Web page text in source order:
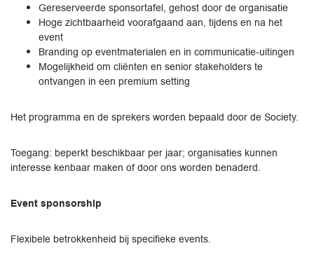
Gereserveerde sponsortafel, gehost door de organisatie
Hoge zichtbaarheid voorafgaand aan, tijdens en na het
event
Branding op eventmaterialen en in communicatie-uitingen
Mogelijkheid om cliënten en senior stakeholders te
ontvangen in een premium setting
Het programma en de sprekers worden bepaald door de Society.
Toegang: beperkt beschikbaar per jaar; organisaties kunnen
interesse kenbaar maken of door ons worden benaderd.
Event sponsorship
Flexibele betrokkenheid bij specifieke events.